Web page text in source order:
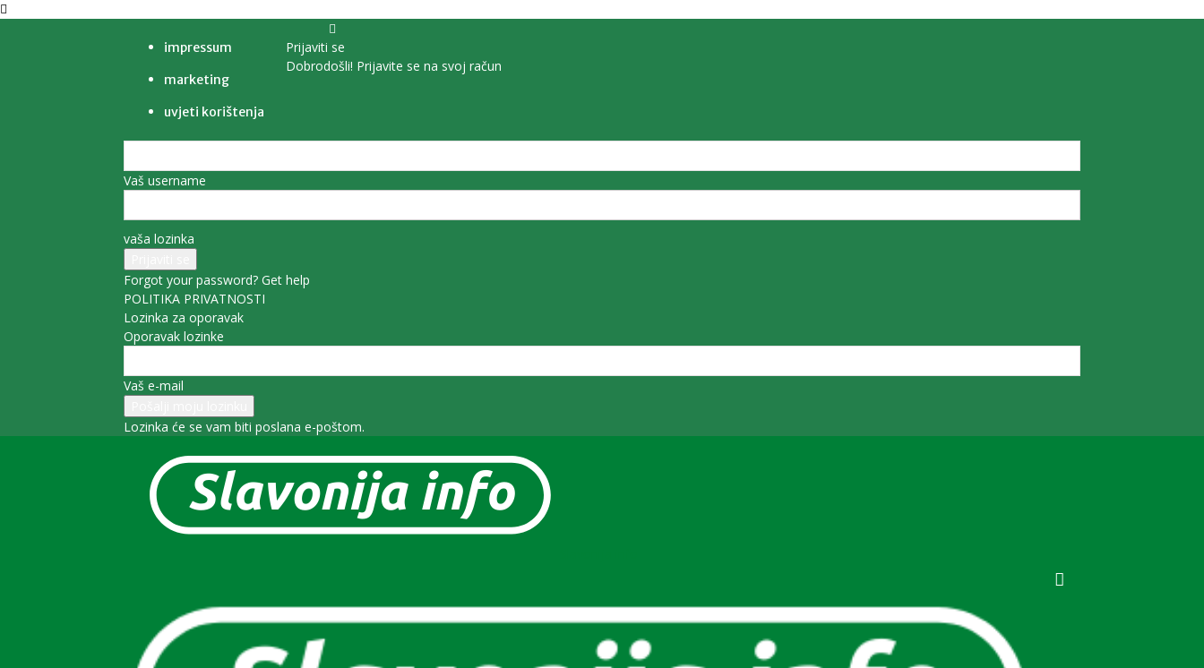
impressum
marketing
uvjeti korištenja
Prijaviti se
Dobrodošli! Prijavite se na svoj račun
Vaš username
vaša lozinka
Forgot your password? Get help
POLITIKA PRIVATNOSTI
Lozinka za oporavak
Oporavak lozinke
Vaš e-mail
Lozinka će se vam biti poslana e-poštom.